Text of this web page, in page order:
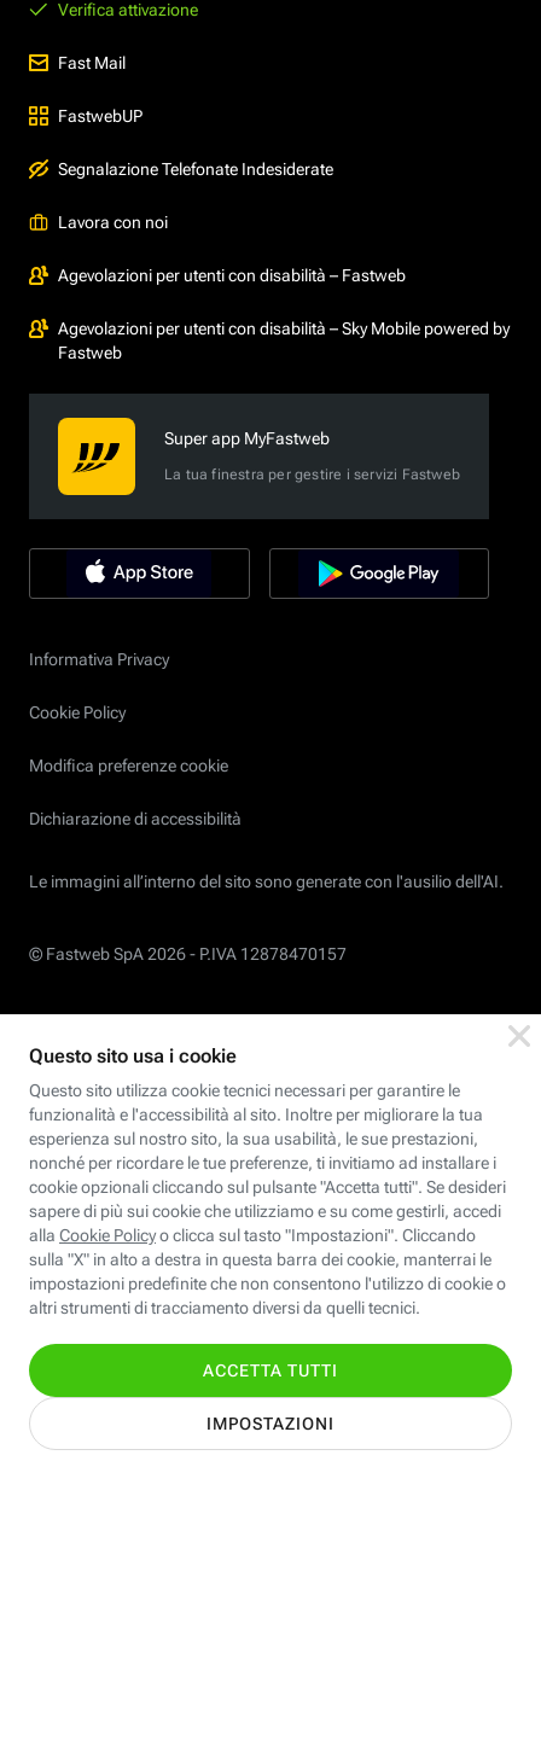
Verifica attivazione
Fast Mail
FastwebUP
Segnalazione Telefonate Indesiderate
Lavora con noi
Agevolazioni per utenti con disabilità – Fastweb
Agevolazioni per utenti con disabilità – Sky Mobile powered by
Fastweb
Super app MyFastweb
La tua finestra per gestire i servizi Fastweb
Informativa Privacy
Cookie Policy
Modifica preferenze cookie
Dichiarazione di accessibilità
Le immagini all’interno del sito sono generate con l'ausilio dell'AI.
© Fastweb SpA 2026 - P.IVA 12878470157